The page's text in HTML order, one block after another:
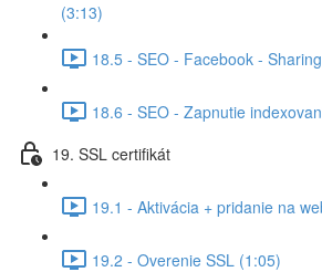
(3:13)
18.5 - SEO - Facebook -
18.6 - SEO - Zapnutie
19. SSL certifikát
19.1 - Aktivácia + pridanie na
19.2 - Overenie SSL (1:05)